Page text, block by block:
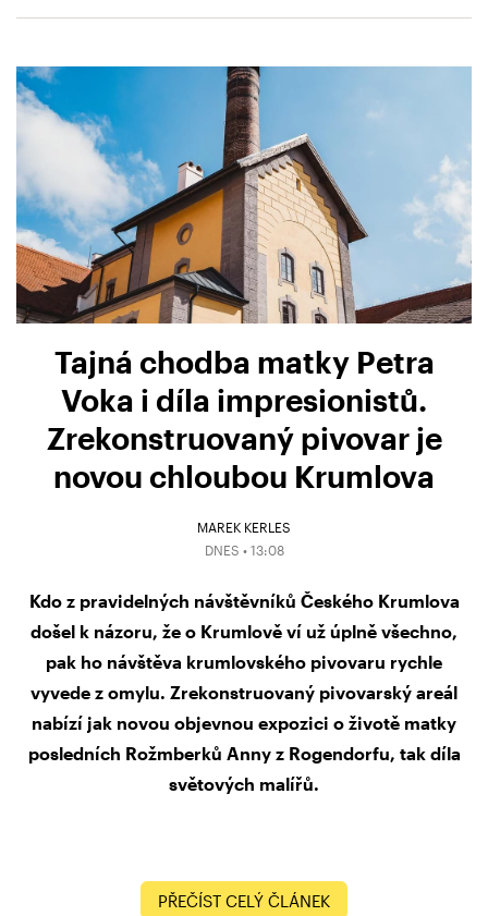
Tajná chodba matky Petra
Voka i díla impresionistů.
Zrekonstruovaný pivovar je
novou chloubou Krumlova
MAREK KERLES
DNES • 13:08
Kdo z pravidelných návštěvníků Českého Krumlova
došel k názoru, že o Krumlově ví už úplně všechno,
pak ho návštěva krumlovského pivovaru rychle
vyvede z omylu. Zrekonstruovaný pivovarský areál
nabízí jak novou objevnou expozici o životě matky
posledních Rožmberků Anny z Rogendorfu, tak díla
světových malířů.
PŘEČÍST CELÝ ČLÁNEK